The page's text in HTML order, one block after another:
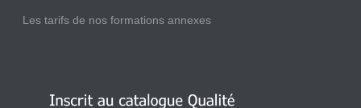
Les tarifs de nos formations annexes